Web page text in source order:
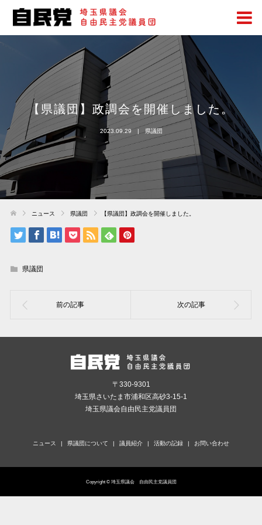
【県議団】政調会を開催しました。
2023.09.29 県議団
ニュース 県議団 【県議団】政調会を開催しました。
県議団
〒330-9301
埼玉県さいたま市浦和区高砂3-15-1
埼玉県議会自由民主党議員団
ニュース 県議団について 議員紹介 活動の記録 お問い合わせ
Copyright © 埼玉県議会 自由民主党議員団